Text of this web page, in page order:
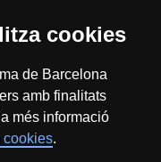
cookies
de Barcelona
amb finalitats
més informació
cookies.